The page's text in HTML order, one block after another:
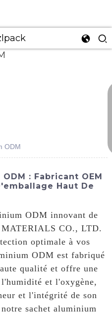
ODM
: Fabricant OEM
Haut De
ODM innovant de
CO., LTD.
optimale à vos
ODM est fabriqué
qualité et offre une
et l'oxygène,
et l'intégrité de son
sachet aluminium